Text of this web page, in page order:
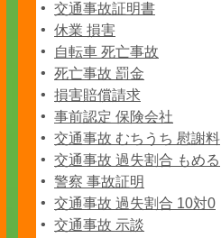
交通事故証明書
休業 損害
自転車 死亡事故
死亡事故 罰金
損害賠償請求
事前認定 保険会社
交通事故 むちうち 慰謝料
交通事故 過失割合 もめる
警察 事故証明
交通事故 過失割合 10対0
交通事故 示談